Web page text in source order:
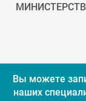
Вы можете
наших